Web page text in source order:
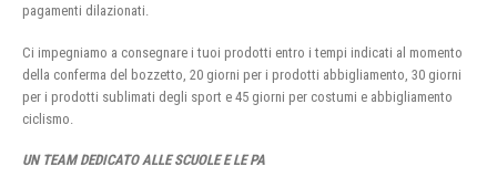
pagamenti dilazionati.
Ci impegniamo a consegnare i tuoi prodotti entro i tempi indicati al momento
della conferma del bozzetto, 20 giorni per i prodotti abbigliamento, 30 giorni
per i prodotti sublimati degli sport e 45 giorni per costumi e abbigliamento
ciclismo.
UN TEAM DEDICATO ALLE SCUOLE E LE PA